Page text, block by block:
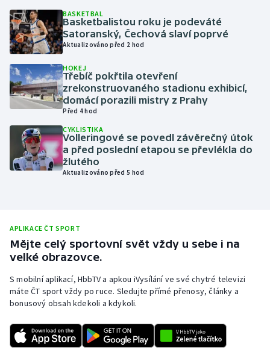
Lyže a snowboard
Moderní pětiboj
Motorsport
Olympijské hry
Parasport
Plavání
Ragby
Rychlobruslení
Rychlostní kanoistika
Short track
Sportovní střelba
BASKETBAL
Basketbalistou roku je podeváté
Satoranský, Čechová slaví poprvé
Aktualizováno před 2 hod
HOKEJ
Třebíč pokřtila otevření
zrekonstruovaného stadionu exhibicí,
domácí porazili mistry z Prahy
Před 4 hod
CYKLISTIKA
Volleringové se povedl závěrečný útok
a před poslední etapou se převlékla do
žlutého
Aktualizováno před 5 hod
APLIKACE ČT SPORT
Mějte celý sportovní svět vždy u sebe i na
velké obrazovce.
S mobilní aplikací, HbbTV a apkou iVysílání ve své chytré televizi
máte ČT sport vždy po ruce. Sledujte přímé přenosy, články a
bonusový obsah kdekoli a kdykoli.